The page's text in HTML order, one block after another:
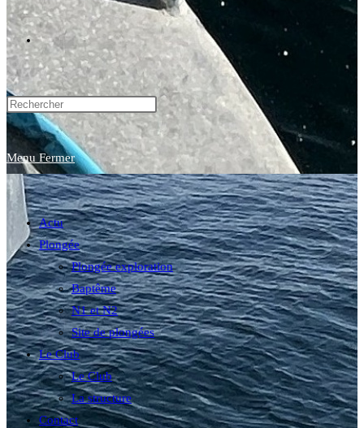
Toggle
website
search
Menu Fermer
Actu
Plongée
Plongée exploration
Baptême
N1 et N2
Site de plongées
Le Club
Le Club
La structure
Contact